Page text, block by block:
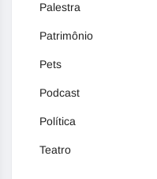
Palestra
Patrimônio
Pets
Podcast
Política
Teatro